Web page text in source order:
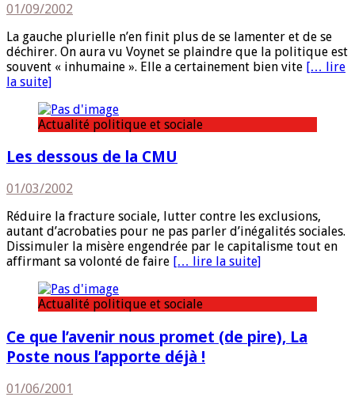
01/09/2002
La gauche plurielle n’en finit plus de se lamenter et de se
déchirer. On aura vu Voynet se plaindre que la politique est
souvent « inhumaine ». Elle a certainement bien vite [… lire
la suite]
Actualité politique et sociale
Les dessous de la CMU
01/03/2002
Réduire la fracture sociale, lutter contre les exclusions,
autant d’acrobaties pour ne pas parler d’inégalités sociales.
Dissimuler la misère engendrée par le capitalisme tout en
affirmant sa volonté de faire [… lire la suite]
Actualité politique et sociale
Ce que l’avenir nous promet (de pire), La
Poste nous l’apporte déjà !
01/06/2001